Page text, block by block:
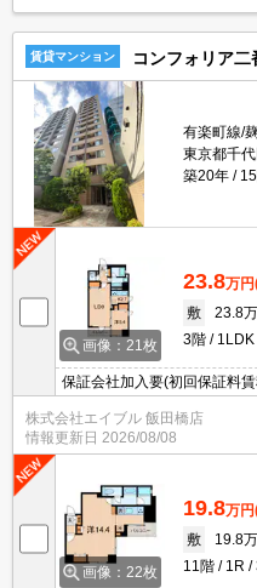
賃貸マンション コンフォリア二
有楽町線/
東京都千
築20年
画像：21枚
23.8万円
敷
23.8万
3階
1LDK
保証会社加入要(初回保証料
解約時、違約金家賃＋管理
退室時清掃料86,680円。オ
株式会社エイブル 飯田橋店
情報更新日 2026/08/08
画像：22枚
19.8万円
敷
19.8万
11階
1R